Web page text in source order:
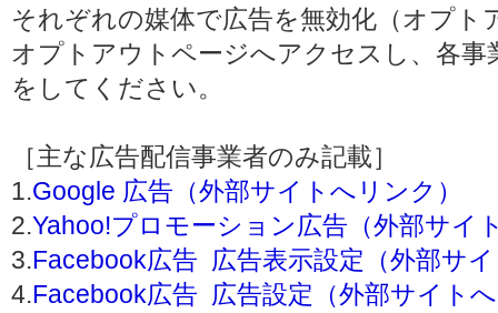
それぞれの媒体で広告を無効化（オプト
オプトアウトページへアクセスし、各
をしてください。
［主な広告配信事業者のみ記載］
1.Google 広告（外部サイトへリンク）
2.Yahoo!プロモーション広告（外部サイ
3.Facebook広告 広告表示設定（外部サ
4.Facebook広告 広告設定（外部サイト